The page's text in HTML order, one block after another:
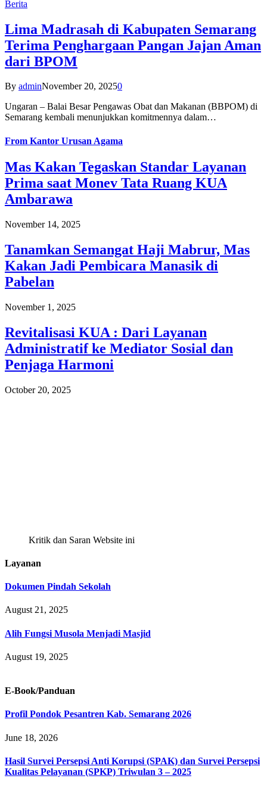
Berita
Lima Madrasah di Kabupaten Semarang
Terima Penghargaan Pangan Jajan Aman
dari BPOM
By adminNovember 20, 20250
Ungaran – Balai Besar Pengawas Obat dan Makanan (BBPOM) di
Semarang kembali menunjukkan komitmennya dalam…
From Kantor Urusan Agama
Mas Kakan Tegaskan Standar Layanan
Prima saat Monev Tata Ruang KUA
Ambarawa
November 14, 2025
Tanamkan Semangat Haji Mabrur, Mas
Kakan Jadi Pembicara Manasik di
Pabelan
November 1, 2025
Revitalisasi KUA : Dari Layanan
Administratif ke Mediator Sosial dan
Penjaga Harmoni
October 20, 2025
Kritik dan Saran Website ini
Layanan
Dokumen Pindah Sekolah
August 21, 2025
Alih Fungsi Musola Menjadi Masjid
August 19, 2025
E-Book/Panduan
Profil Pondok Pesantren Kab. Semarang 2026
June 18, 2026
Hasil Survei Persepsi Anti Korupsi (SPAK) dan Survei Persepsi
Kualitas Pelayanan (SPKP) Triwulan 3 – 2025